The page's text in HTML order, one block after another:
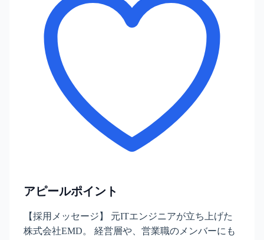
アピールポイント
【採用メッセージ】 元ITエンジニアが立ち上げた
株式会社EMD。 経営層や、営業職のメンバーにも